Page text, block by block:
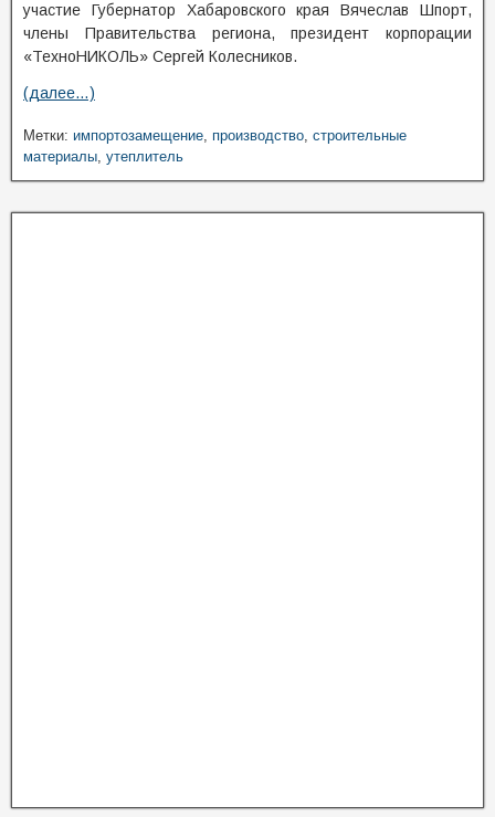
участие Губернатор Хабаровского края Вячеслав Шпорт,
члены Правительства региона, президент корпорации
«ТехноНИКОЛЬ» Сергей Колесников.
(далее…)
Метки: импортозамещение, производство, строительные
материалы, утеплитель